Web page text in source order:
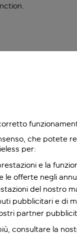
.
che potete
per:
e la
le offerte negli
del nostro
pubblicitari e di
partner
consultare la